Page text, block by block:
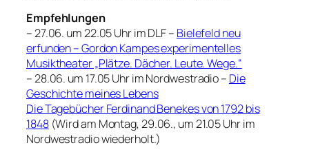
Empfehlungen
– 27.06. um 22.05 Uhr im DLF – Bielefeld neu
erfunden – Gordon Kampes experimentelles
Musiktheater „Plätze. Dächer. Leute. Wege.“
– 28.06. um 17.05 Uhr im Nordwestradio – Die
Geschichte meines Lebens
Die Tagebücher Ferdinand Benekes von 1792 bis
1848(Wird am Montag, 29.06., um 21.05 Uhr im
Nordwestradio wiederholt.)